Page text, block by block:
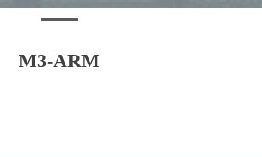
M3-ARM